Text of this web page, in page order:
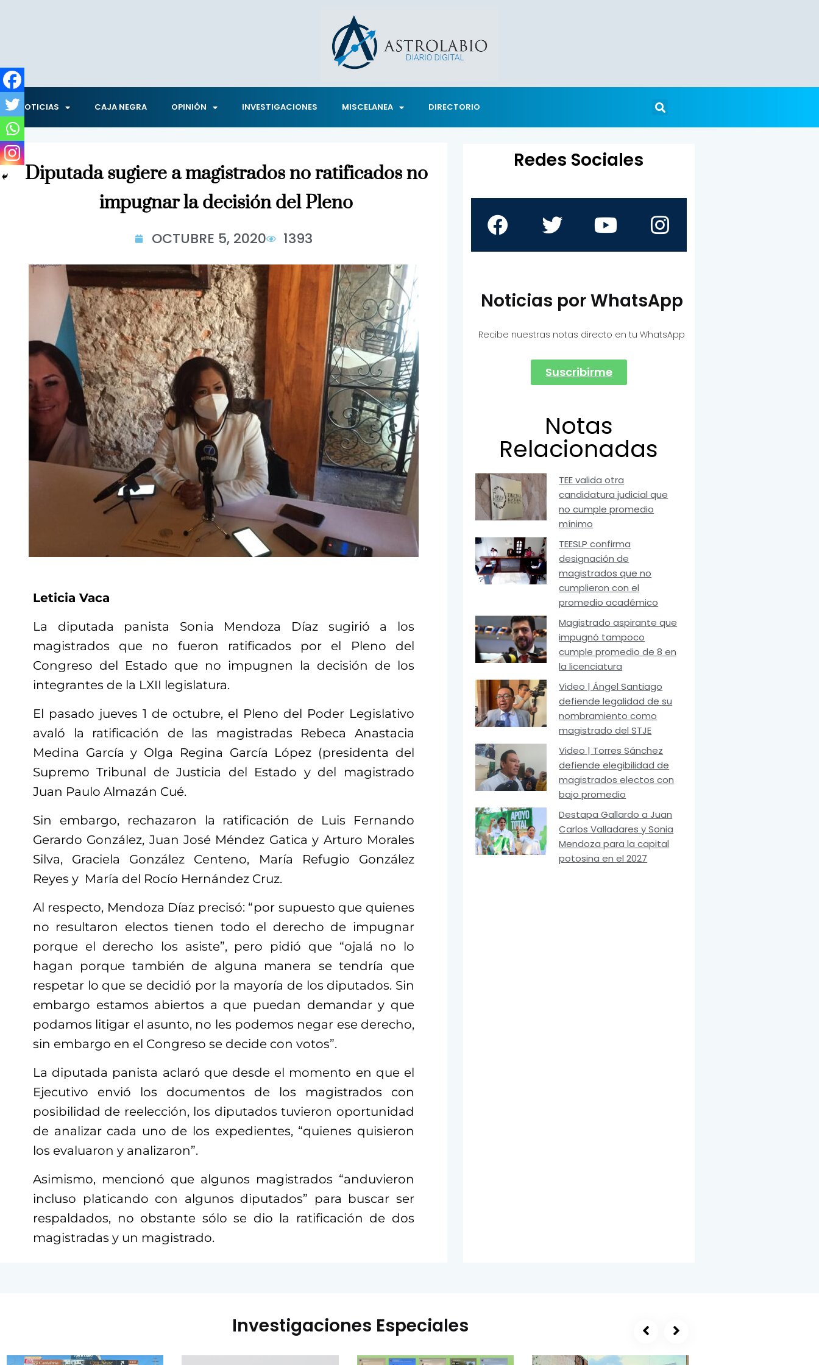
NOTICIAS CAJA NEGRA OPINIÓN INVESTIGACIONES MISCELANEA DIRECTORIO
Diputada sugiere a magistrados no ratificados no
impugnar la decisión del Pleno
OCTUBRE 5, 2020 1393
Leticia Vaca
La diputada panista Sonia Mendoza Díaz sugirió a los
magistrados que no fueron ratificados por el Pleno del
Congreso del Estado que no impugnen la decisión de los
integrantes de la LXII legislatura.
El pasado jueves 1 de octubre, el Pleno del Poder Legislativo
avaló la ratificación de las magistradas Rebeca Anastacia
Medina García y Olga Regina García López (presidenta del
Supremo Tribunal de Justicia del Estado y del magistrado
Juan Paulo Almazán Cué.
Sin embargo, rechazaron la ratificación de Luis Fernando
Gerardo González, Juan José Méndez Gatica y Arturo Morales
Silva, Graciela González Centeno, María Refugio González
Reyes y María del Rocío Hernández Cruz.
Al respecto, Mendoza Díaz precisó: “por supuesto que quienes
no resultaron electos tienen todo el derecho de impugnar
porque el derecho los asiste”, pero pidió que “ojalá no lo
hagan porque también de alguna manera se tendría que
respetar lo que se decidió por la mayoría de los diputados. Sin
embargo estamos abiertos a que puedan demandar y que
podamos litigar el asunto, no les podemos negar ese derecho,
sin embargo en el Congreso se decide con votos”.
La diputada panista aclaró que desde el momento en que el
Ejecutivo envió los documentos de los magistrados con
posibilidad de reelección, los diputados tuvieron oportunidad
de analizar cada uno de los expedientes, “quienes quisieron
los evaluaron y analizaron”.
Asimismo, mencionó que algunos magistrados “anduvieron
incluso platicando con algunos diputados” para buscar ser
respaldados, no obstante sólo se dio la ratificación de dos
magistradas y un magistrado.
Redes Sociales
Noticias por WhatsApp
Recibe nuestras notas directo en tu WhatsApp
Suscribirme
Notas
Relacionadas
TEE valida otra
candidatura judicial que
no cumple promedio
mínimo
TEESLP confirma
designación de
magistrados que no
cumplieron con el
promedio académico
Magistrado aspirante que
impugnó tampoco
cumple promedio de 8 en
la licenciatura
Video | Ángel Santiago
defiende legalidad de su
nombramiento como
magistrado del STJE
Video | Torres Sánchez
defiende elegibilidad de
magistrados electos con
bajo promedio
Destapa Gallardo a Juan
Carlos Valladares y Sonia
Mendoza para la capital
potosina en el 2027
Investigaciones Especiales